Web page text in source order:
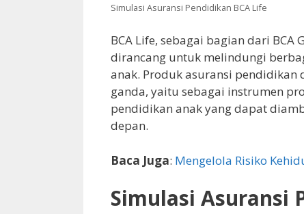
Simulasi Asuransi Pendidikan BCA Life
BCA Life, sebagai bagian dari
dirancang untuk melindungi
anak. Produk asuransi
ganda, yaitu sebagai instrumen
pendidikan anak yang dapat
depan.
Baca Juga: Mengelola Risiko
Simulasi Asuransi